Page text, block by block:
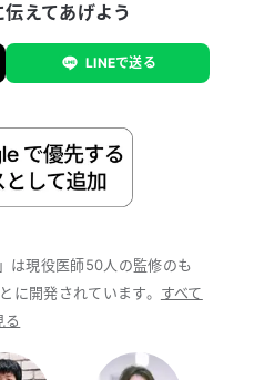
】 新潟大学医学部卒。
器内科学分野にて博士取
社し、横浜市で健診内視
えてあげよう
LINEで送る
は現役医師50人の監修のも
に開発されています。 すべて
る